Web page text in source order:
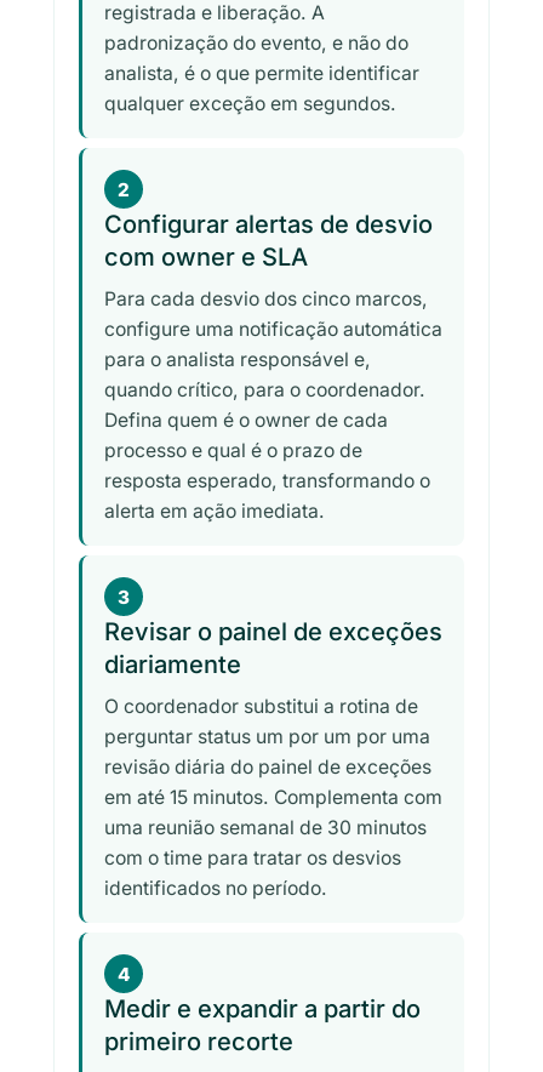
registrada e liberação. A
padronização do evento, e não do
analista, é o que permite identificar
qualquer exceção em segundos.
2
Configurar alertas de desvio
com owner e SLA
Para cada desvio dos cinco marcos,
configure uma notificação automática
para o analista responsável e,
quando crítico, para o coordenador.
Defina quem é o owner de cada
processo e qual é o prazo de
resposta esperado, transformando o
alerta em ação imediata.
3
Revisar o painel de exceções
diariamente
O coordenador substitui a rotina de
perguntar status um por um por uma
revisão diária do painel de exceções
em até 15 minutos. Complementa com
uma reunião semanal de 30 minutos
com o time para tratar os desvios
identificados no período.
4
Medir e expandir a partir do
primeiro recorte